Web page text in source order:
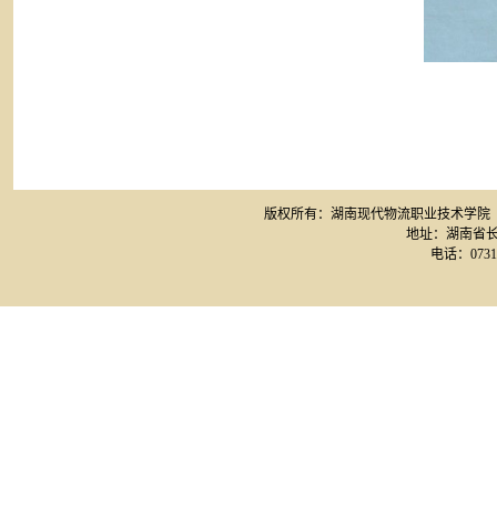
版权所有：湖南现代物流职业技术学
地址：湖南省
电话：